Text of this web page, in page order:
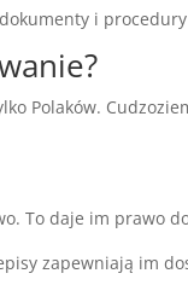
i
Polaków.
To daje im prawo
zapewniają im